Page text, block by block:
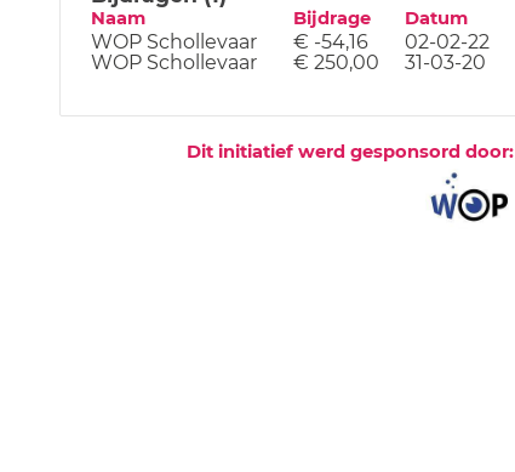
Naam Bijdrage Datum
WOP Schollevaar € -54,16
02-02-22
WOP Schollevaar
€ 250,00 31-03-20
Dit initiatief werd gesponsord door: